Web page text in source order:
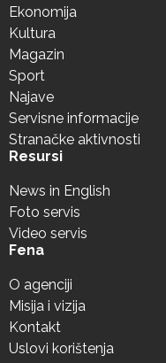
Ekonomija
Kultura
Magazin
Sport
Najave
Servisne informacije
Stranačke aktivnosti
Resursi
News in English
Foto servis
Video servis
Fena
O agenciji
Misija i vizija
Kontakt
Uslovi korištenja